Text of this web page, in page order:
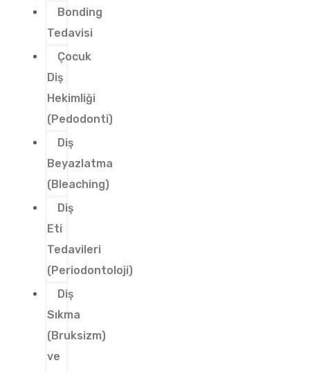
Bonding
Tedavisi
Çocuk
Diş
Hekimliği
(Pedodonti)
Diş
Beyazlatma
(Bleaching)
Diş
Eti
Tedavileri
(Periodontoloji)
Diş
Sıkma
(Bruksizm)
ve